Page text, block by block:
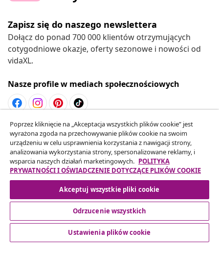
Zapisz się do naszego newslettera
Dołącz do ponad 700 000 klientów otrzymujących
cotygodniowe okazje, oferty sezonowe i nowości od
vidaXL.
Nasze profile w mediach społecznościowych
Odstąpienie od umowy
Złóż wniosek o odstąpienie od umowy dotyczącej
Twojego zamówienia.
Odstąpienie od umowy
Obsługa Klienta
Poprzez kliknięcie na „Akceptacja wszystkich plików cookie” jest
wyrażona zgoda na przechowywanie plików cookie na swoim
urządzeniu w celu usprawnienia korzystania z nawigacji strony,
analizowania wykorzystania strony, spersonalizowane reklamy, i
wsparcia naszych działań marketingowych. POLITYKA
PRYWATNOŚCI I OŚWIADCZENIE DOTYCZĄCE PLIKÓW COOKIE
Akceptuj wszystkie pliki cookie
Odrzucenie wszystkich
Ustawienia plików cookie